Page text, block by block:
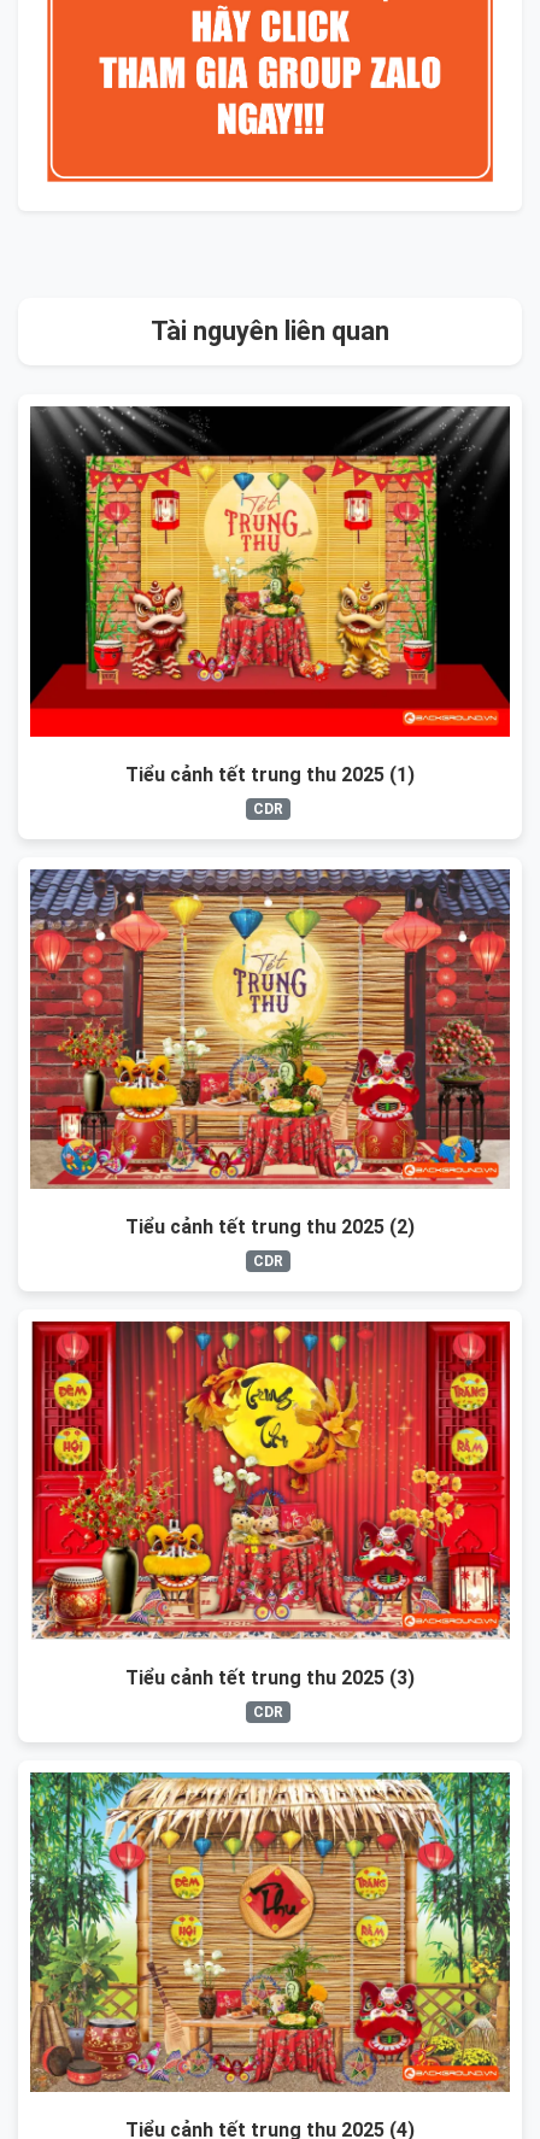
Tài nguyên liên quan
Tiểu cảnh tết trung thu 2025 (1)
CDR
Tiểu cảnh tết trung thu 2025 (2)
CDR
Tiểu cảnh tết trung thu 2025 (3)
CDR
Tiểu cảnh tết trung thu 2025 (4)